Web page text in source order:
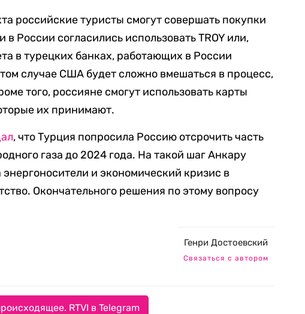
российские туристы смогут совершать покупки
в России согласились использовать TROY или,
в турецких банках, работающих в России
случае США будет сложно вмешаться в процесс,
того, россияне смогут использовать карты
их принимают.
, что Турция попросила Россию отсрочить часть
газа до 2024 года. На такой шаг Анкару
и экономический кризис в
Окончательного решения по этому вопросу
Генри Достоевский
Связаться с автором
RTVI в Telegram